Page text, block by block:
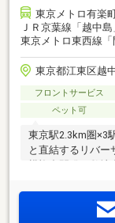
東京メトロ有楽
ＪＲ京葉線「越中
東京メトロ東西線
東京都江東区越
フロントサービス
ペット可
東京駅2.3km圏×3
と直結するリバー
模複合開発。敷地
町」駅直通6分